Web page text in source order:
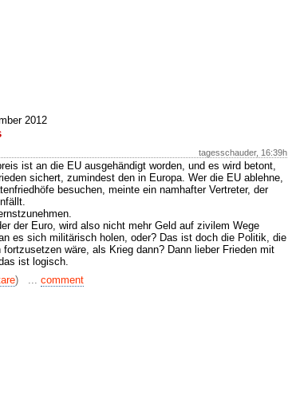
2012
tagesschauder, 16:39h
ist an die EU ausgehändigt worden, und es wird betont,
sichert, zumindest den in Europa. Wer die EU ablehne,
besuchen, meinte ein namhafter Vertreter, der
der Euro, wird also nicht mehr Geld auf zivilem Wege
es sich militärisch holen, oder? Das ist doch die Politik, die
wäre, als Krieg dann? Dann lieber Frieden mit
ist logisch.
) ... comment